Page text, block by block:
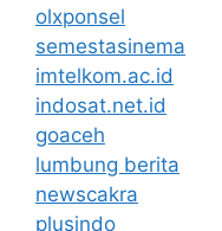
olxponsel
semestasinema
imtelkom.ac.id
indosat.net.id
goaceh
lumbung berita
newscakra
plusindo